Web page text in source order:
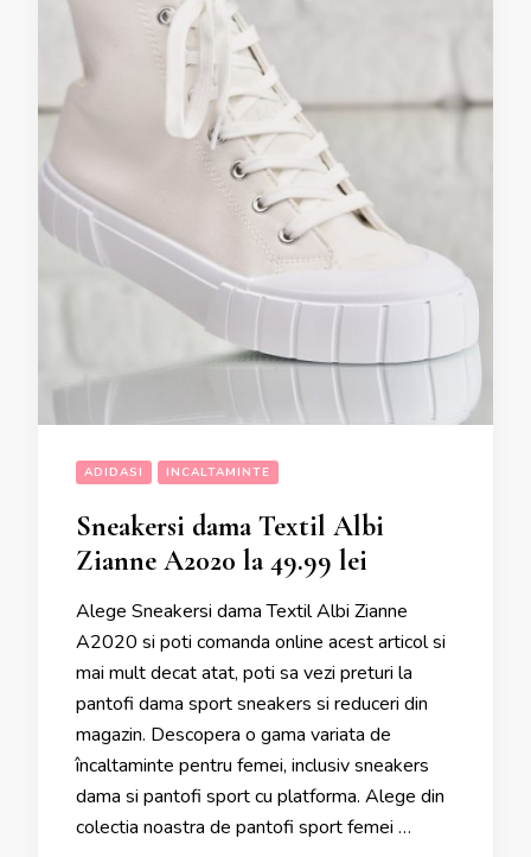
ADIDASI INCALTAMINTE
Sneakersi dama Textil Albi
Zianne A2020 la 49.99 lei
Alege Sneakersi dama Textil Albi Zianne
A2020 si poti comanda online acest articol si
mai mult decat atat, poti sa vezi preturi la
pantofi dama sport sneakers si reduceri din
magazin. Descopera o gama variata de
încaltaminte pentru femei, inclusiv sneakers
dama si pantofi sport cu platforma. Alege din
colectia noastra de pantofi sport femei …